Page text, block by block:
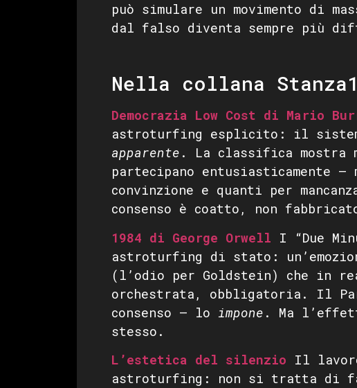
può simulare un movimento di
dal falso diventa sempre più
Nella collana
Democrazia Low Cost di Mario
astroturfing esplicito: il sistema
apparente . La classifica
partecipano entusiasticamente
convinzione e quanti per
consenso è coatto, non
1984 di George Orwell I “Due
astroturfing di stato:
(l’odio per Goldstein) che in
orchestrata, obbligatoria. Il
consenso — lo impone . Ma
stesso.
L’estetica del silenzio Il
astroturfing: non si tratta di